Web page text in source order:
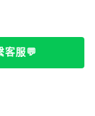
客服💬